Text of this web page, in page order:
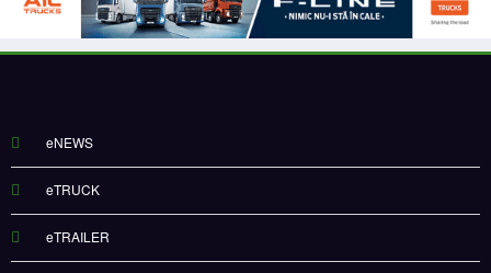
eNEWS
eTRUCK
eTRAILER